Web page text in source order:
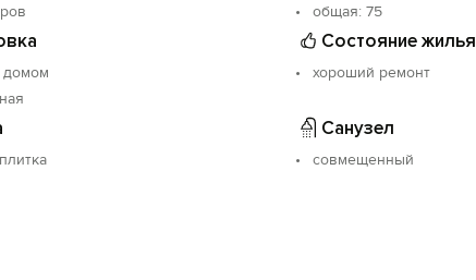
oбщая: 75
домом
Состояние жилья
хороший ремонт
Санузел
совмещенный